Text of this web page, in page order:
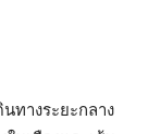
ทางระยะกลาง